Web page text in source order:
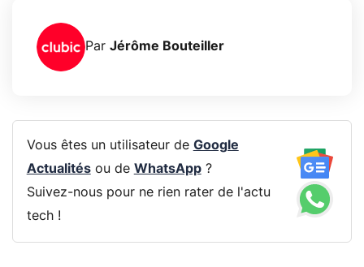
Par Jérôme Bouteiller
Vous êtes un utilisateur de Google
Actualitésou de WhatsApp?
Suivez-nous pour ne rien rater de l'actu
tech !